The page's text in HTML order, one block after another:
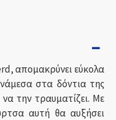
απομακρύνει εύκολα
στα δόντια της
την τραυματίζει. Με
αυτή θα αυξήσει